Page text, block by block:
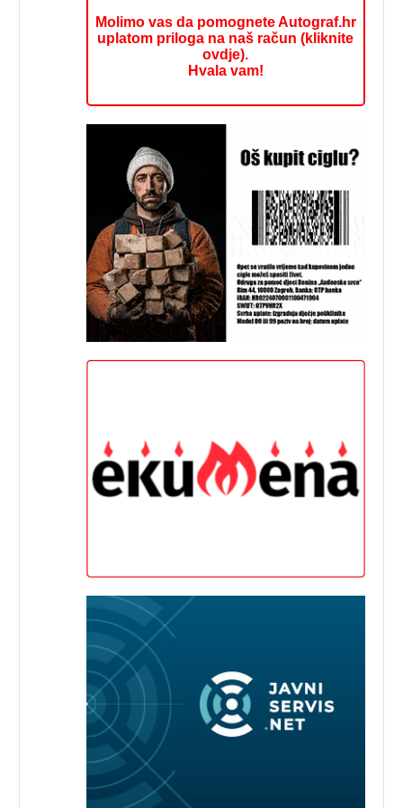
Molimo vas da pomognete Autograf.hr
uplatom priloga na naš račun (kliknite
ovdje).
Hvala vam!